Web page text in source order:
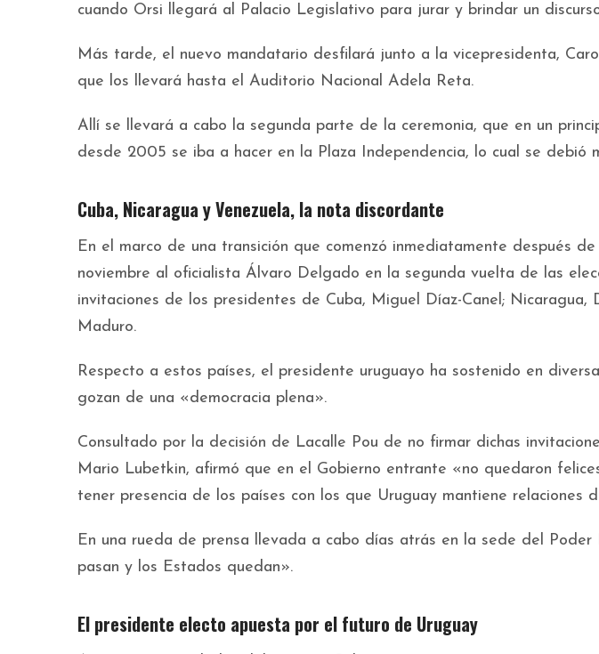
cuando Orsi llegará al Palacio Legislativo para jurar y brindar un
Más tarde, el nuevo mandatario desfilará junto a la vicepresidenta,
que los llevará hasta el Auditorio Nacional Adela Reta.
Allí se llevará a cabo la segunda parte de la ceremonia, que en un
desde 2005 se iba a hacer en la Plaza Independencia, lo cual se debió
Cuba, Nicaragua y Venezuela, la nota discordante
En el marco de una transición que comenzó inmediatamente después
noviembre al oficialista Álvaro Delgado en la segunda vuelta de las
invitaciones de los presidentes de Cuba, Miguel Díaz-Canel; Nicaragua,
Maduro.
Respecto a estos países, el presidente uruguayo ha sostenido en
gozan de una «democracia plena».
Consultado por la decisión de Lacalle Pou de no firmar dichas
Mario Lubetkin, afirmó que en el Gobierno entrante «no quedaron
tener presencia de los países con los que Uruguay mantiene relaciones
En una rueda de prensa llevada a cabo días atrás en la sede del Poder
pasan y los Estados quedan».
El presidente electo apuesta por el futuro de Uruguay